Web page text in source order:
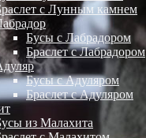
с Лунным камнем
Бусы с Лабрадором
Браслет с Лабрадором
Бусы с Адуляром
Браслет с Адуляром
из Малахита